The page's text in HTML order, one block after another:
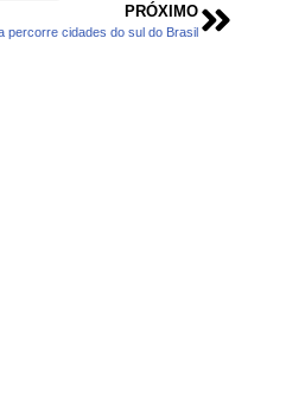
PRÓXIMO
percorre cidades do sul do Brasil